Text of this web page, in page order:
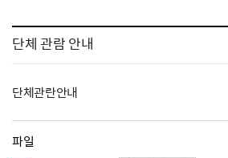
단체 관람 안내
단체관란안내
파일